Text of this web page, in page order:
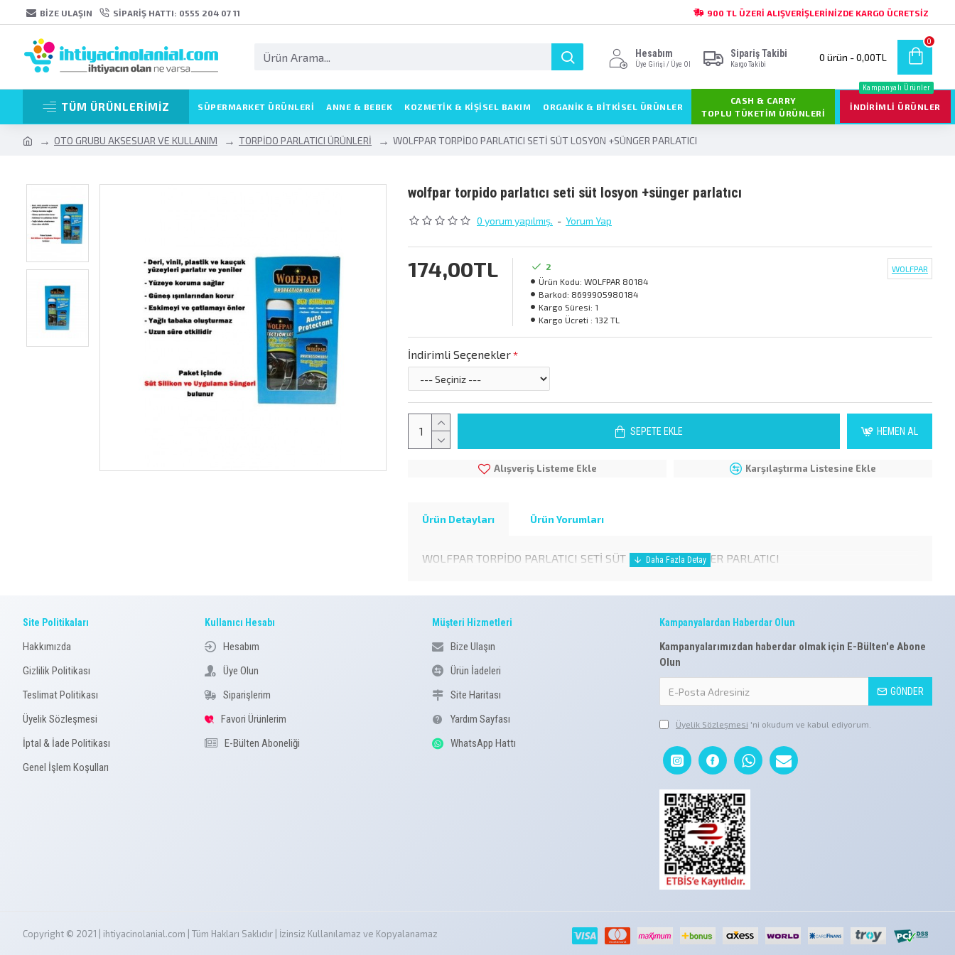
BIZE ULAŞIN SIPARIŞ HATTI: 0555 204 07 11 900 TL ÜZERI ALIŞVERIŞLERINIZDE KARGO ÜCRETSIZ
Hesabım
Üye Girişi / Üye Ol
Sipariş Takibi
Kargo Takibi
0 ürün - 0,00TL
0
TÜM ÜRÜNLERİMİZ SÜPERMARKET ÜRÜNLERI ANNE & BEBEK KOZMETIK & KIŞISEL BAKIM ORGANİK & BİTKİSEL ÜRÜNLER
CASH & CARRY
TOPLU TÜKETIM ÜRÜNLERI
İNDIRIMLI ÜRÜNLER
Kampanyalı Ürünler
OTO GRUBU AKSESUAR VE KULLANIM TORPİDO PARLATICI ÜRÜNLERİ WOLFPAR TORPİDO PARLATICI SETİ SÜT LOSYON +SÜNGER PARLATICI
wolfpar torpi̇do parlatici seti̇ süt losyon +sünger parlatici
0 yorum yapılmış. - Yorum Yap
174,00TL
2
Ürün Kodu: WOLFPAR 80184
Barkod: 8699905980184
Kargo Süresi: 1
Kargo Ücreti : 132 TL
WOLFPAR
İndirimli Seçenekler
SEPETE EKLE HEMEN AL
Alışveriş Listeme Ekle Karşılaştırma Listesine Ekle
Ürün Detayları Ürün Yorumları
WOLFPAR TORPİDO PARLATICI SETİ SÜT LOSYON +SÜNGER PARLATICI
Site Politikaları
Hakkımızda
Gizlilik Politikası
Teslimat Politikası
Üyelik Sözleşmesi
İptal & İade Politikası
Genel İşlem Koşulları
Kullanıcı Hesabı
Hesabım
Üye Olun
Siparişlerim
Favori Ürünlerim
E-Bülten Aboneliği
Müşteri Hizmetleri
Bize Ulaşın
Ürün İadeleri
Site Haritası
Yardım Sayfası
WhatsApp Hattı
Kampanyalardan Haberdar Olun
Kampanyalarımızdan haberdar olmak için E-Bülten'e Abone
Olun
GÖNDER
Üyelik Sözleşmesi 'ni okudum ve kabul ediyorum.
Copyright © 2021 | ihtiyacinolanial.com | Tüm Hakları Saklıdır | İzinsiz Kullanılamaz ve Kopyalanamaz